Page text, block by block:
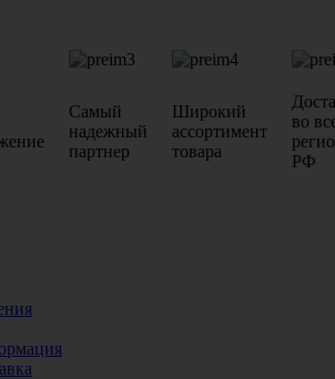
Самый
надежный
партнер
Широкий
ассортимент
товара
во
РФ